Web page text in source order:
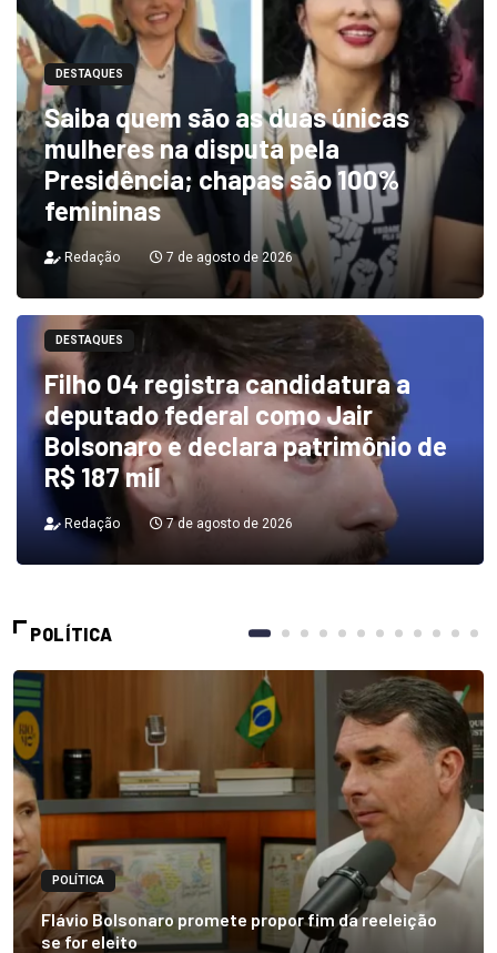
DESTAQUES
Saiba quem são as duas únicas
mulheres na disputa pela
Presidência; chapas são 100%
femininas
Redação 7 de agosto de 2026
DESTAQUES
Filho 04 registra candidatura a
deputado federal como Jair
Bolsonaro e declara patrimônio de
R$ 187 mil
Redação 7 de agosto de 2026
POLÍTICA
POLÍTICA
Flávio Bolsonaro promete propor fim da reeleição
se for eleito